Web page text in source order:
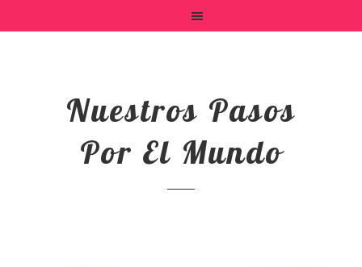
Nuestros Pasos
Por El Mundo